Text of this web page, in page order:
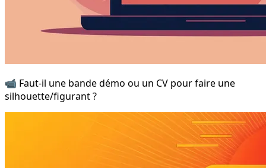
📹 Faut-il une bande démo ou un CV pour faire une
silhouette/figurant ?